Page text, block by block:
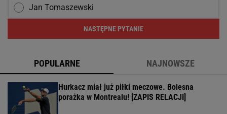
Jan Tomaszewski
NASTĘPNE PYTANIE
POPULARNE NAJNOWSZE
Hurkacz miał już piłki meczowe. Bolesna
porażka w Montrealu! [ZAPIS RELACJI]